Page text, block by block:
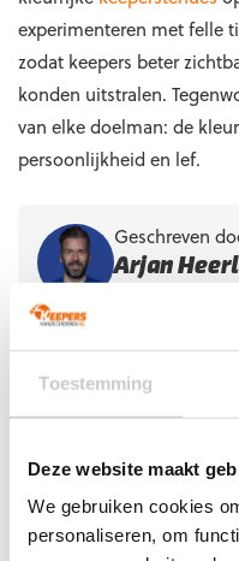
Toestemming
Deze website maakt
We gebruiken cookies
personaliseren, om
experimenteren met felle
zodat keepers beter
konden uitstralen.
van elke doelman: de
persoonlijkheid en lef.
Geschreven
Arjan
Eigenaar van
KNVB.